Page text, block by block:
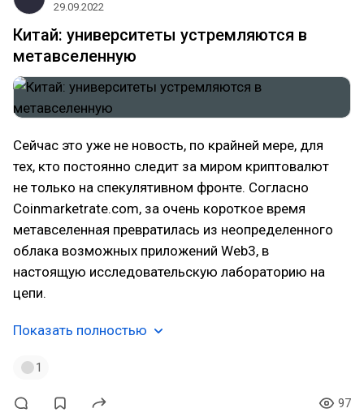
29.09.2022
Китай: университеты устремляются в
метавселенную
Сейчас это уже не новость, по крайней мере, для
тех, кто постоянно следит за миром криптовалют
не только на спекулятивном фронте. Согласно
Coinmarketrate.com, за очень короткое время
метавселенная превратилась из неопределенного
облака возможных приложений Web3, в
настоящую исследовательскую лабораторию на
цепи.
Показать полностью
1
97